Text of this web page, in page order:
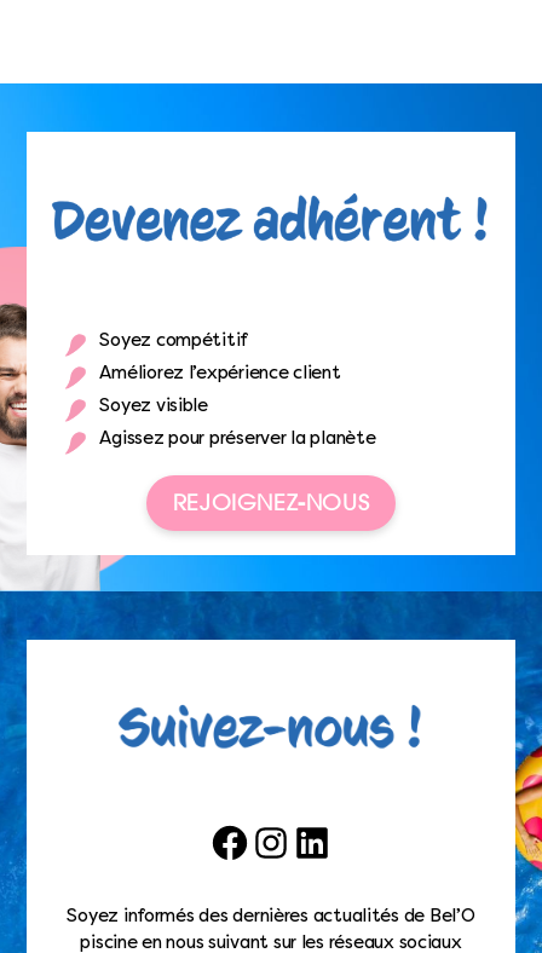
Soyez compétitif
Améliorez l’expérience client
Soyez visible
Agissez pour préserver la planète
REJOIGNEZ-NOUS
FacebookInstagramLinkedIn
Soyez informés des dernières actualités de Bel’O
piscine en nous suivant sur les réseaux sociaux